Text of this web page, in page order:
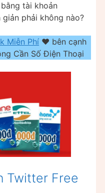
tài khoản
phải không nào?
Miễn Phí ❤️ bên cạnh
Cần Số Điện Thoại
Twitter Free